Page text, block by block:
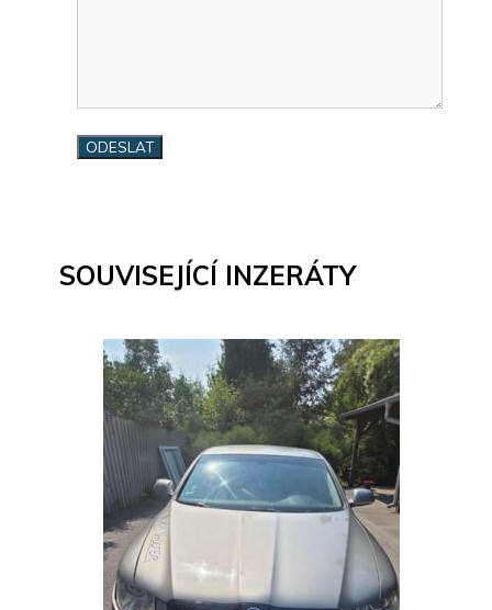
SOUVISEJÍCÍ INZERÁTY